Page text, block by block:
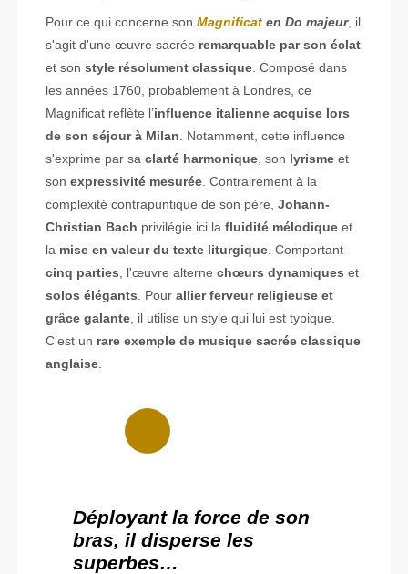
Pour ce qui concerne son Magnificat en Do majeur, il
s'agit d'une œuvre sacrée remarquable par son éclat
et son style résolument classique . Composé dans
les années 1760, probablement à Londres, ce
Magnificat reflète l’influence italienne acquise lors
de son séjour à Milan . Notamment, cette influence
s'exprime par sa clarté harmonique , son lyrisme et
son expressivité mesurée . Contrairement à la
complexité contrapuntique de son père, Johann-
Christian Bach privilégie ici la fluidité mélodique et
la mise en valeur du texte liturgique . Comportant
cinq parties , l'œuvre alterne chœurs dynamiques et
solos élégants . Pour allier ferveur religieuse et
grâce galante , il utilise un style qui lui est typique.
C’est un rare exemple de musique sacrée classique
anglaise
Déployant la force de son
bras, il disperse les
superbes…